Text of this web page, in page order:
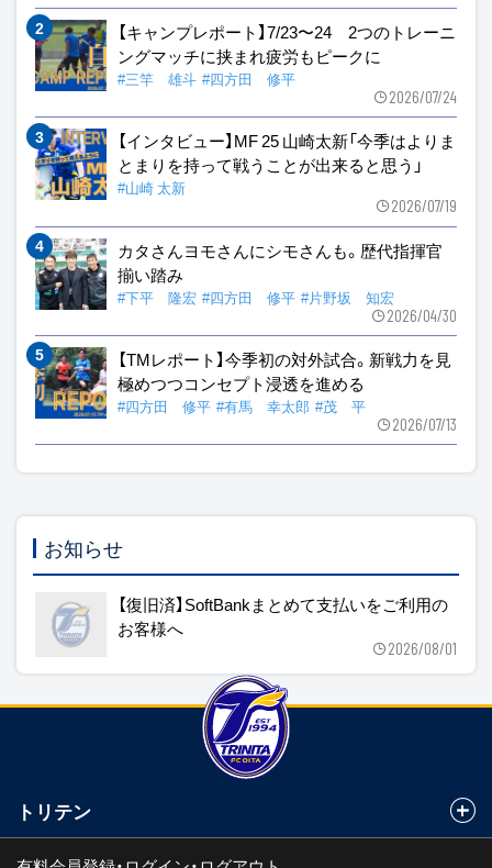
【キャンプレポート】7/23〜24 2つのトレーニ
ングマッチに挟まれ疲労もピークに
#三竿 雄斗 #四方田 修平
2026/07/24
【インタビュー】MF 25 山崎太新「今季はよりま
とまりを持って戦うことが出来ると思う」
#山崎 太新
2026/07/19
カタさんヨモさんにシモさんも。歴代指揮官
揃い踏み
#下平 隆宏 #四方田 修平 #片野坂 知宏
2026/04/30
【TMレポート】今季初の対外試合。新戦力を見
極めつつコンセプト浸透を進める
#四方田 修平 #有馬 幸太郎 #茂 平
2026/07/13
お知らせ
【復旧済】SoftBankまとめて支払いをご利用の
お客様へ
2026/08/01
トリテン